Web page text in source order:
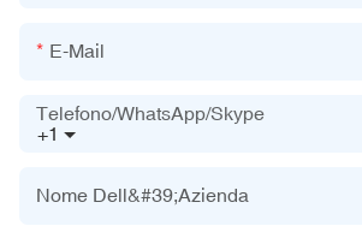
E-Mail
+1
Telefono/WhatsApp/Skype
Nome Dell&#39;azienda